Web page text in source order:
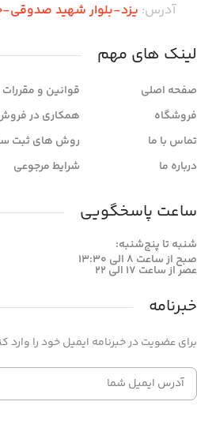
آدرس: یزد-بلوار شهید
لینک های مهم
صفحه اصلی
فروشگاه
تماس با ما
درباره ما
قوانین و مقررات
همکاری در
روش های ثبت
شرایط مرجوعی
ساعت پاسخگویی
شنبه تا پنج‌شنبه:
صبح از ساعت 8 الی 13:30
عصر از ساعت 17 الی 22
خبرنامه
برای عضویت در خبرنامه ایمیل خود را وارد